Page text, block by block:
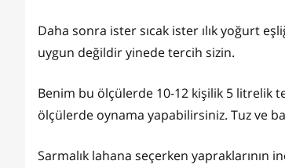
Daha sonra ister sıcak ister ılık yoğurt
uygun değildir yinede tercih sizin.
Benim bu ölçülerde 10-12 kişilik 5 litrelik
ölçülerde oynama yapabilirsiniz. Tuz ve
Sarmalık lahana seçerken yapraklarının